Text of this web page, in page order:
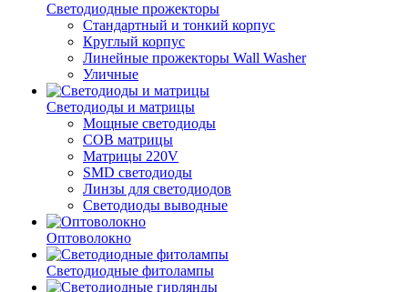
Светодиодные прожекторы
Стандартный и тонкий корпус
Круглый корпус
Линейные прожекторы Wall Washer
Уличные
Светодиоды и матрицы
Мощные светодиоды
COB матрицы
Матрицы 220V
SMD светодиоды
Линзы для светодиодов
Светодиоды выводные
Оптоволокно
Светодиодные фитолампы